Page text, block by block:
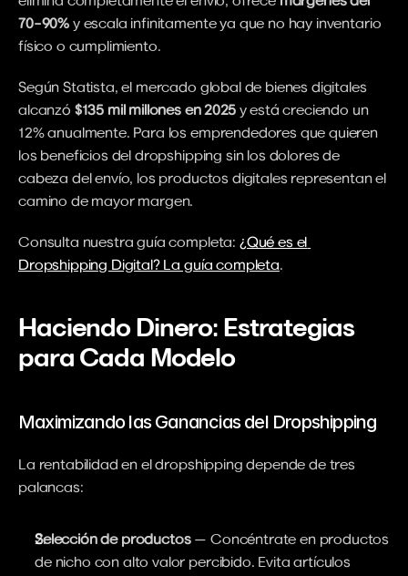
70–90% y escala infinitamente ya que no hay inventario
físico o cumplimiento.
Según Statista, el mercado global de bienes digitales
alcanzó $135 mil millones en 2025 y está creciendo un
12% anualmente. Para los emprendedores que quieren
los beneficios del dropshipping sin los dolores de
cabeza del envío, los productos digitales representan el
camino de mayor margen.
Consulta nuestra guía completa: ¿Qué es el
Dropshipping Digital? La guía completa.
Haciendo Dinero: Estrategias
para Cada Modelo
Maximizando las Ganancias del Dropshipping
La rentabilidad en el dropshipping depende de tres
palancas:
Selección de productos — Concéntrate en productos
de nicho con alto valor percibido. Evita artículos